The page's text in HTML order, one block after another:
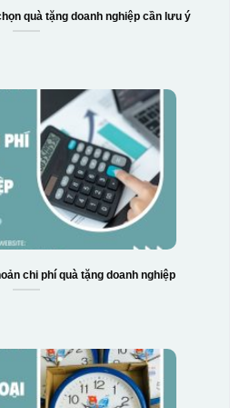
sẽ có 1 nền vàng phía dưới
quà tặng doanh nghiệp cần lưu ý
chi phí quà tặng doanh nghiệp